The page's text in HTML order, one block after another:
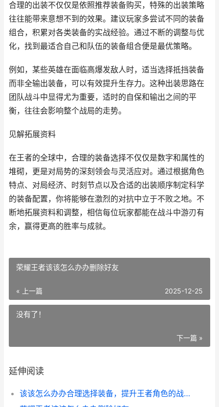
合理的出装不仅仅是依照推荐装备购买，特殊的出装策略
往往能带来意想不到的效果。建议玩家多尝试不同的装备
组合，积累对各类装备的实战经验。通过不断的调整与优
化，找到最适合自己和队伍的装备组合便是最优策略。
例如，某些英雄在面临高爆发敌人时，适当选择抵挡装备
而非全输出装备，可以有效提升生存力。这种出装思路在
团队战斗中显得尤为重要，适时的自保和输出之间的平
衡，往往会影响整个战局的走势。
见解拓展资料
在王者的全球中，合理的装备选择不仅仅是数字和属性的
堆砌，更是对局势的深刻领会与灵活应对。通过根据角色
特点、对局经济、时刻节点以及合适的出装顺序制定科学
的装备配置，你将能够在激烈的对抗中立于不败之地。不
断地拓展资料和调整，相信每位玩家都能在战斗中游刃有
余，赢得更高的胜率与成就。
荣耀王者该该怎么办办删除好友
« 上一篇 2025-12-25
没有了！
下一篇 »
延伸阅读
该该怎么办办合理选择装备，提升王者角色的战斗力